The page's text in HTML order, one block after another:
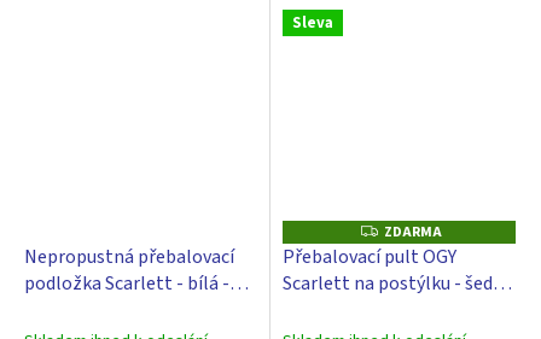
Nepropustná přebalovací
podložka Scarlett - bílá -
Sleva
Z
D
A
R
M
ZDARMA
Přebalovací pult OGY
Scarlett na postýlku - šedý -